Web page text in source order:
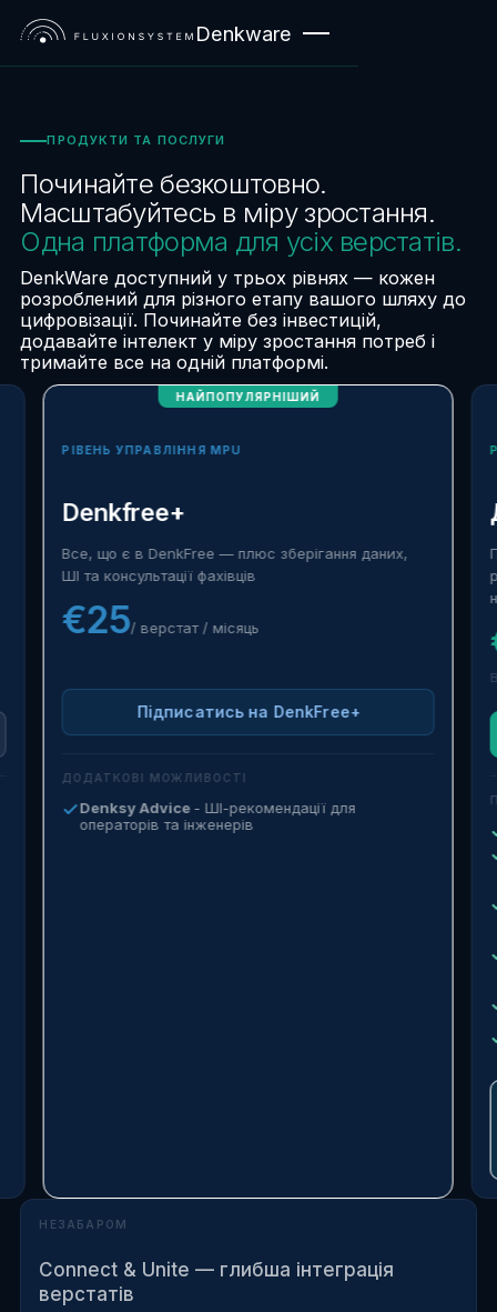
Denkware
ПРОДУКТИ ТА ПОСЛУГИ
Починайте безкоштовно.
Масштабуйтесь в міру зростання.
Одна платформа для усіх верстатів.
DenkWare доступний у трьох рівнях — кожен
розроблений для різного етапу вашого шляху до
цифровізації. Починайте без інвестицій,
додавайте інтелект у міру зростання потреб і
тримайте все на одній платформі.
НАЙПОПУЛЯРНІШИЙ
РІВЕНЬ УПРАВЛІННЯ MPU
Denkfree+
Все, що є в DenkFree — плюс зберігання даних,
ШI та консультації фахівців
€25/ верстат / місяць
Підписатись на DenkFree+
ДОДАТКОВІ МОЖЛИВОСТІ
Denksy Advice- ШІ-рекомендації для
операторів та інженерів
НЕЗАБАРОМ
Connect & Unite — глибша інтеграція
верстатів